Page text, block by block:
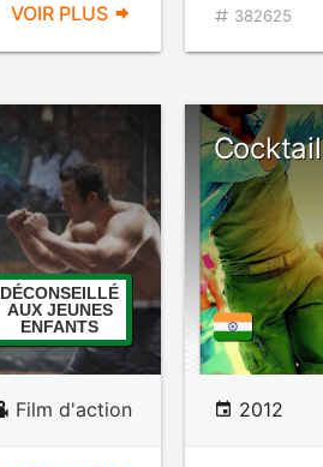
VOIR PLUS 382625
DÉCONSEILLÉ
AUX JEUNES
ENFANTS
Film d'action
Cocktail
2012